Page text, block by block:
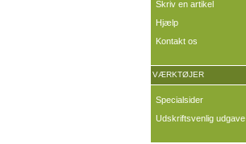
Skriv en artikel
Hjælp
Kontakt os
VÆRKTØJER
Specialsider
Udskriftsvenlig udgave